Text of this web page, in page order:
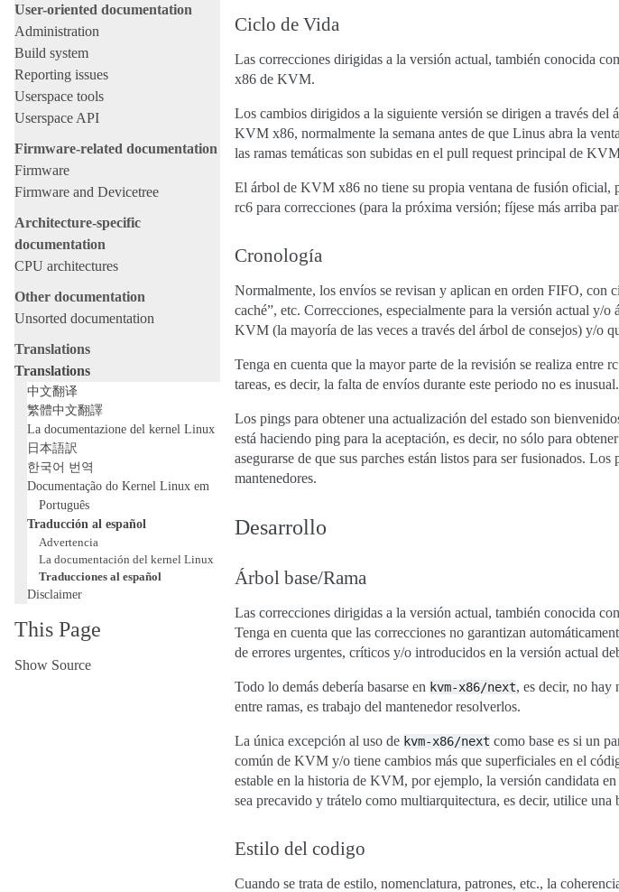
User-oriented documentation
Administration
Build system
Reporting issues
Userspace tools
Userspace API
Firmware-related documentation
Firmware
Firmware and Devicetree
Architecture-specific
documentation
CPU architectures
Other documentation
Unsorted documentation
Translations
Translations
中文翻译
繁體中文翻譯
La documentazione del kernel Linux
日本語訳
한국어 번역
Documentação do Kernel Linux em
Português
Traducción al español
Advertencia
La documentación del kernel Linux
Traducciones al español
Disclaimer
This Page
Show Source
Ciclo de Vida
Las correcciones dirigidas a la versión actual, también conocida
x86 de KVM.
Los cambios dirigidos a la siguiente versión se dirigen a través
KVM x86, normalmente la semana antes de que Linus abra la
las ramas temáticas son subidas en el pull request principal de
El árbol de KVM x86 no tiene su propia ventana de fusión oficial,
rc6 para correcciones (para la próxima versión; fíjese más arriba
Cronología
Normalmente, los envíos se revisan y aplican en orden FIFO, con
caché”, etc. Correcciones, especialmente para la versión actual y/
KVM (la mayoría de las veces a través del árbol de consejos) y/o
Tenga en cuenta que la mayor parte de la revisión se realiza entre
tareas, es decir, la falta de envíos durante este periodo no es inusual.
Los pings para obtener una actualización del estado son
está haciendo ping para la aceptación, es decir, no sólo para
asegurarse de que sus parches están listos para ser fusionados.
mantenedores.
Desarrollo
Árbol base/Rama
Las correcciones dirigidas a la versión actual, también conocida
Tenga en cuenta que las correcciones no garantizan
de errores urgentes, críticos y/o introducidos en la versión actual
Todo lo demás debería basarse en kvm-x86/next, es decir, no hay
entre ramas, es trabajo del mantenedor resolverlos.
La única excepción al uso de kvm-x86/next como base es si un
común de KVM y/o tiene cambios más que superficiales en el
estable en la historia de KVM, por ejemplo, la versión candidata en
sea precavido y trátelo como multiarquitectura, es decir, utilice una
Estilo del codigo
Cuando se trata de estilo, nomenclatura, patrones, etc., la